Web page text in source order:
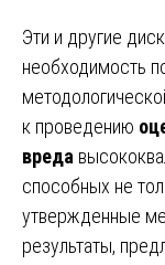
Эти и другие
необходимость
к проведению
вреда
способных не
утвержденные
результаты,